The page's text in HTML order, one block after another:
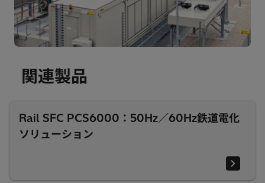
関連製品
Rail SFC PCS6000：50Hz／60Hz鉄道電化
ソリューション